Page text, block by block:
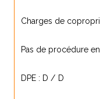
Charges de
Pas de procédure
DPE : D / D